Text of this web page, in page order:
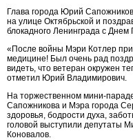
Глава города Юрий
на улице Октябрьской и
блокадного Ленинграда с
«После войны Мэри Котлер
медицине! Был очень рад
видеть, что ветеран окружен
отметил Юрий Владимирович.
На торжественном мини-
Сапожникова и Мэра города
здоровья, бодрости духа,
головой выступили депутаты
Коновалов.